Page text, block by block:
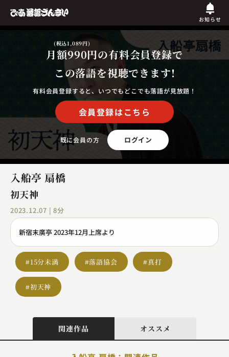
お知らせ
月額990円
(税込1,089円)
の有料会員登録で
この落語を視聴できます!
有料会員登録すると、いつでもどこでも落語が見放題！
会員登録はこちら
既に会員の方 ログイン
入船亭 扇橋
初天神
2023.12.07 | 8分
新宿末廣亭 2023年12月上席より
#15分未満 #落語協会 #真打
#初天神
関連作品 オススメ